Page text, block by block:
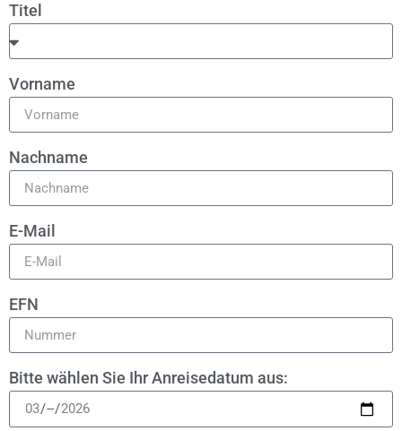
Titel
Vorname
Nachname
E-Mail
EFN
Bitte wählen Sie Ihr Anreisedatum aus: